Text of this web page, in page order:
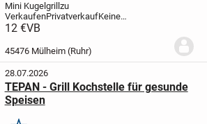
Mini Kugelgrill zu
VerkaufenPrivatverkaufKeine
GarantieKeine Rücknahme
Schadenersatzansprüche aus grob
fahrlässiger bzw. Vorsätzlicher
verletzungen vom Leben, Körper...
12 €VB
45476 Mülheim (Ruhr)
28.07.2026
TEPAN - Grill Kochstelle für gesunde
Speisen